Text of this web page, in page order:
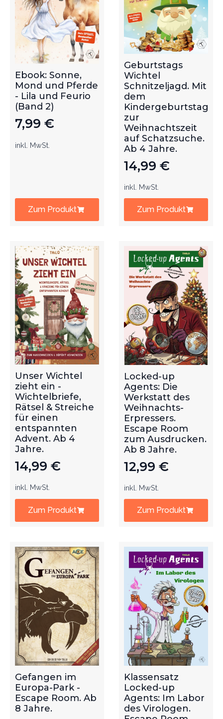
Ebook: Sonne,
Mond und Pferde
- Lila und Feurio
(Band 2)
7,99 €
inkl. MwSt.
Zum Produkt
Geburtstags
Wichtel
Schnitzeljagd. Mit
dem
Kindergeburtstag
zur
Weihnachtszeit
auf Schatzsuche.
Ab 4 Jahre.
14,99 €
inkl. MwSt.
Zum Produkt
Unser Wichtel
zieht ein -
Wichtelbriefe,
Rätsel & Streiche
für einen
entspannten
Advent. Ab 4
Jahre.
14,99 €
inkl. MwSt.
Zum Produkt
Locked-up
Agents: Die
Werkstatt des
Weihnachts-
Erpressers.
Escape Room
zum Ausdrucken.
Ab 8 Jahre.
12,99 €
inkl. MwSt.
Zum Produkt
Gefangen im
Europa-Park -
Escape Room. Ab
8 Jahre.
Klassensatz
Locked-up
Agents: Im Labor
des Virologen.